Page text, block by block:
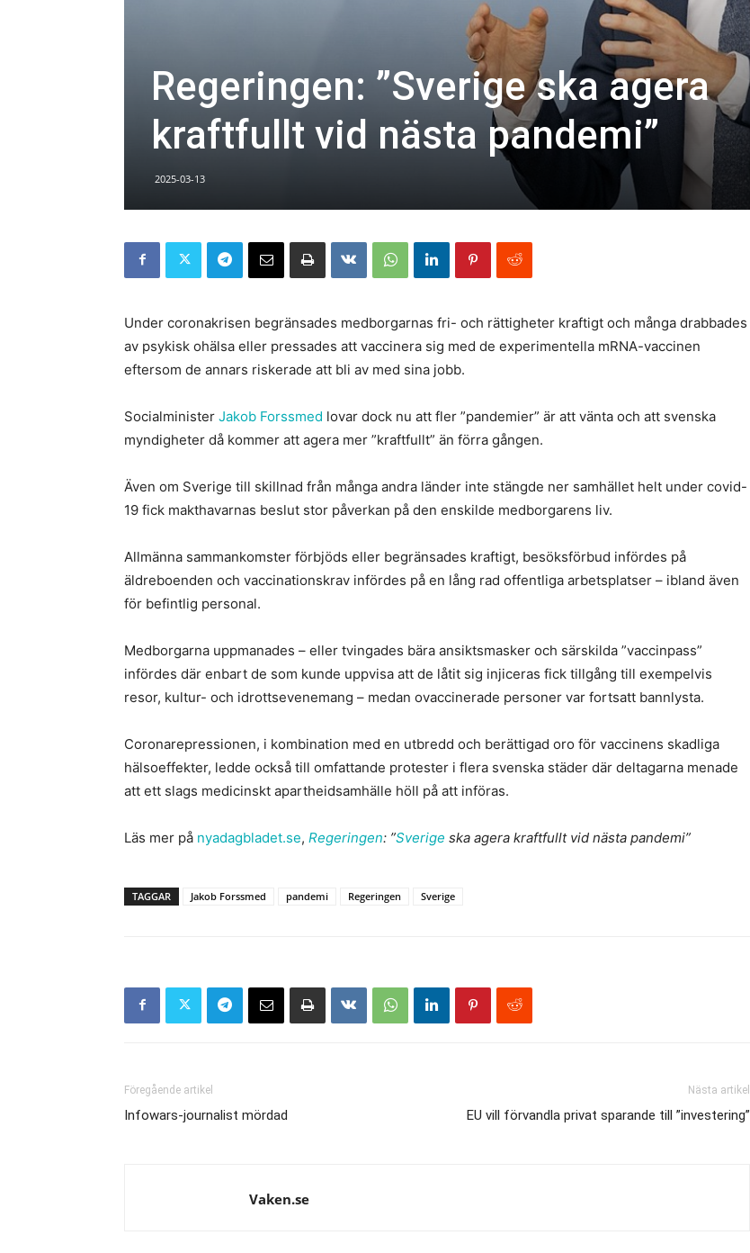
Regeringen: ”Sverige ska agera
kraftfullt vid nästa pandemi”
2025-03-13
Under coronakrisen begränsades medborgarnas fri- och rättigheter kraftigt och många drabbades
av psykisk ohälsa eller pressades att vaccinera sig med de experimentella mRNA-vaccinen
eftersom de annars riskerade att bli av med sina jobb.
Socialminister Jakob Forssmed lovar dock nu att fler ”pandemier” är att vänta och att svenska
myndigheter då kommer att agera mer ”kraftfullt” än förra gången.
Även om Sverige till skillnad från många andra länder inte stängde ner samhället helt under covid-
19 fick makthavarnas beslut stor påverkan på den enskilde medborgarens liv.
Allmänna sammankomster förbjöds eller begränsades kraftigt, besöksförbud infördes på
äldreboenden och vaccinationskrav infördes på en lång rad offentliga arbetsplatser – ibland även
för befintlig personal.
Medborgarna uppmanades – eller tvingades bära ansiktsmasker och särskilda ”vaccinpass”
infördes där enbart de som kunde uppvisa att de låtit sig injiceras fick tillgång till exempelvis
resor, kultur- och idrottsevenemang – medan ovaccinerade personer var fortsatt bannlysta.
Coronarepressionen, i kombination med en utbredd och berättigad oro för vaccinens skadliga
hälsoeffekter, ledde också till omfattande protester i flera svenska städer där deltagarna menade
att ett slags medicinskt apartheidsamhälle höll på att införas.
Läs mer på nyadagbladet.se, Regeringen: ”Sverige ska agera kraftfullt vid nästa pandemi”
TAGGAR Jakob Forssmed pandemi Regeringen Sverige
Föregående artikel
Infowars-journalist mördad
Nästa artikel
EU vill förvandla privat sparande till ”investering”
Vaken.se